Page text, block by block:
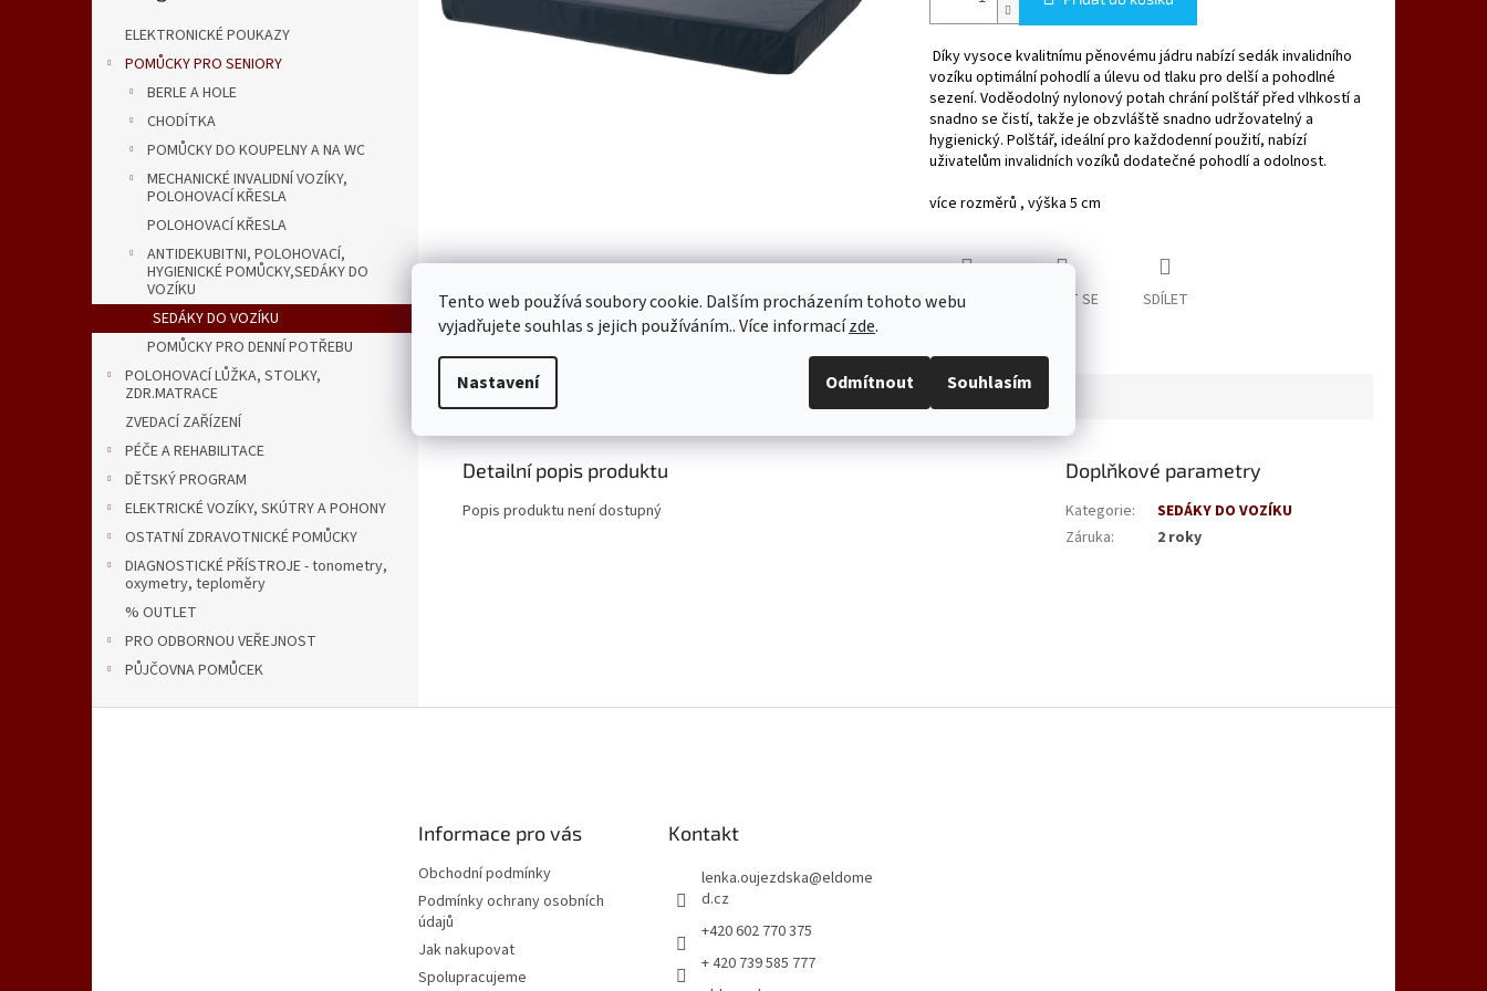
Tento web používá soubory cookie. Dalším procházením tohoto webu
vyjadřujete souhlas s jejich používáním.. Více informacízde.
Nastavení Odmítnout Souhlasím
ELEKTRONICKÉ POUKAZY
POMŮCKY PRO SENIORY
BERLE A HOLE
CHODÍTKA
POMŮCKY DO KOUPELNY A NA WC
MECHANICKÉ INVALIDNÍ VOZÍKY,
POLOHOVACÍ KŘESLA
POLOHOVACÍ KŘESLA
ANTIDEKUBITNI, POLOHOVACÍ,
HYGIENICKÉ POMŮCKY,SEDÁKY DO
VOZÍKU
SEDÁKY DO VOZÍKU
POMŮCKY PRO DENNÍ POTŘEBU
POLOHOVACÍ LŮŽKA, STOLKY,
ZDR.MATRACE
ZVEDACÍ ZAŘÍZENÍ
PÉČE A REHABILITACE
DĚTSKÝ PROGRAM
ELEKTRICKÉ VOZÍKY, SKÚTRY A POHONY
OSTATNÍ ZDRAVOTNICKÉ POMŮCKY
DIAGNOSTICKÉ PŘÍSTROJE - tonometry,
oxymetry, teploměry
% OUTLET
PRO ODBORNOU VEŘEJNOST
PŮJČOVNA POMŮCEK
Díky vysoce kvalitnímu pěnovému jádru nabízí sedák invalidního
vozíku optimální pohodlí a úlevu od tlaku pro delší a pohodlné
sezení. Voděodolný nylonový potah chrání polštář před vlhkostí a
snadno se čistí, takže je obzvláště snadno udržovatelný a
hygienický. Polštář, ideální pro každodenní použití, nabízí
uživatelům invalidních vozíků dodatečné pohodlí a odolnost.
více rozměrů , výška 5 cm
TISK ZEPTAT SE SDÍLET
Detailní popis produktu
Popis produktu není dostupný
Doplňkové parametry
Kategorie:
SEDÁKY DO VOZÍKU
Záruka: 2 roky
Informace pro vás
Obchodní podmínky
Podmínky ochrany osobních
údajů
Jak nakupovat
Spolupracujeme
Kontakt
lenka.oujezdska@eldome
d.cz
+420 602 770 375
+ 420 739 585 777